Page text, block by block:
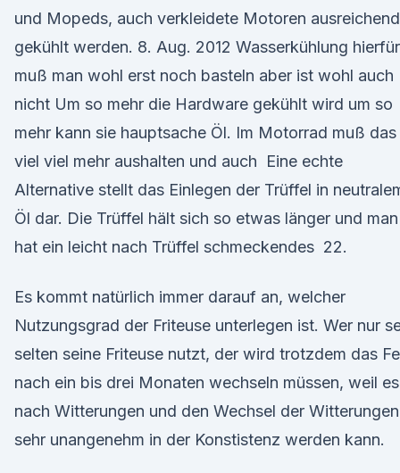
und Mopeds, auch verkleidete Motoren ausreichend
gekühlt werden. 8. Aug. 2012 Wasserkühlung hierfür
muß man wohl erst noch basteln aber ist wohl auch
nicht Um so mehr die Hardware gekühlt wird um so
mehr kann sie hauptsache Öl. Im Motorrad muß das
viel viel mehr aushalten und auch Eine echte
Alternative stellt das Einlegen der Trüffel in
Öl dar. Die Trüffel hält sich so etwas länger und man
hat ein leicht nach Trüffel schmeckendes 22.
Es kommt natürlich immer darauf an, welcher
Nutzungsgrad der Friteuse unterlegen ist. Wer nur
selten seine Friteuse nutzt, der wird trotzdem das
nach ein bis drei Monaten wechseln müssen, weil
nach Witterungen und den Wechsel der Witterungen
sehr unangenehm in der Konstistenz werden kann.